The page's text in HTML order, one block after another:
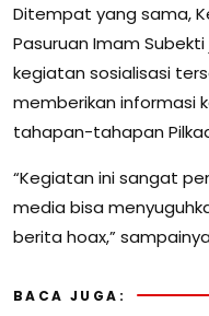
Ditempat yang sama,
Pasuruan Imam
kegiatan sosialisasi
memberikan informasi
tahapan-tahapan
“Kegiatan ini sangat
media bisa
berita hoax,”
BACA JUGA: